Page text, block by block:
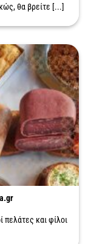
θα βρείτε [...]
πελάτες και φίλοι